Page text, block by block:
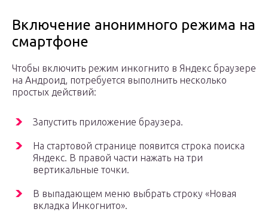
Включение анонимного режима на
смартфоне
Чтобы включить режим инкогнито в Яндекс браузере
на Андроид, потребуется выполнить несколько
простых действий:
Запустить приложение браузера.
На стартовой странице появится строка поиска
Яндекс. В правой части нажать на три
вертикальные точки.
В выпадающем меню выбрать строку «Новая
вкладка Инкогнито».